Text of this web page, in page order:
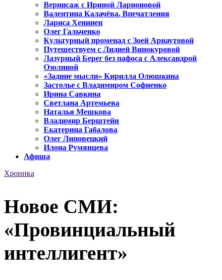
Вернисаж с Ириной Ларионовой
Валентина Калачёва. Впечатления
Лариса Хенинен
Олег Гальченко
Культурный променад с Зоей Арнаутовой
Путешествуем с Лидией Винокуровой
Лазурный Берег без пафоса с Александрой
Озолиной
«Задние мысли» Кирилла Олюшкина
Застолье с Владимиром Софиенко
Ирина Савкина
Светлана Артемьева
Наталья Мешкова
Владимир Берштейн
Екатерина Габалова
Олег Липовецкий
Илона Румянцева
Афиша
Хроника
Новое СМИ:
«Провинциальный
интеллигент»